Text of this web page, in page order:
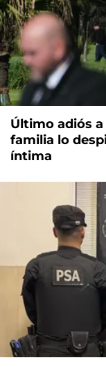
Último adiós
familia lo
íntima